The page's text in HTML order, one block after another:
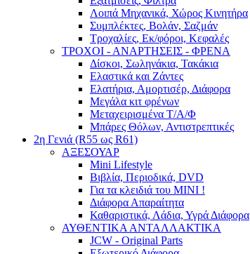
Λοιπά Μηχανικά, Χώρος Κινητήρα
Συμπλέκτες, Βολάν, Σαζμάν
Τροχαλίες, Εκ/φόροι, Κεφαλές
ΤΡΟΧΟΙ - ΑΝΑΡΤΗΣΕΙΣ - ΦΡΕΝΑ
Δίσκοι, Σωληνάκια, Τακάκια
Ελαστικά και Ζάντες
Ελατήρια, Αμορτισέρ, Διάφορα
Μεγάλα κιτ φρένων
Μεταχειρισμένα Τ/Α/Φ
Μπάρες Θόλων, Αντιστρεπτικές
2η Γενιά (R55 ως R61)
ΑΞΕΣΟΥΑΡ
Mini Lifestyle
Βιβλία, Περιοδικά, DVD
Για τα κλειδιά του MINI !
Διάφορα Απαραίτητα
Καθαριστικά, Λάδια, Υγρά Διάφορα
ΑΥΘΕΝΤΙΚΑ ΑΝΤΑΛΛΑΚΤΙΚΑ
JCW - Original Parts